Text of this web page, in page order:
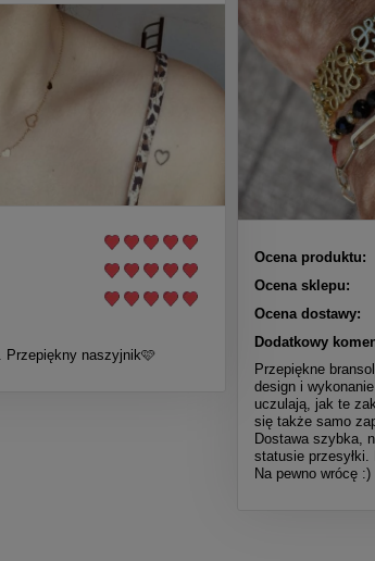
Ocena produktu:
Ocena sklepu:
Ocena dostawy:
Dodatkowy
Przepiękne
design i
uczulają, jak te
się także samo
Dostawa szybka,
statusie przesyłki.
Na pewno wrócę :)
Przepiękny naszyjnik🩷